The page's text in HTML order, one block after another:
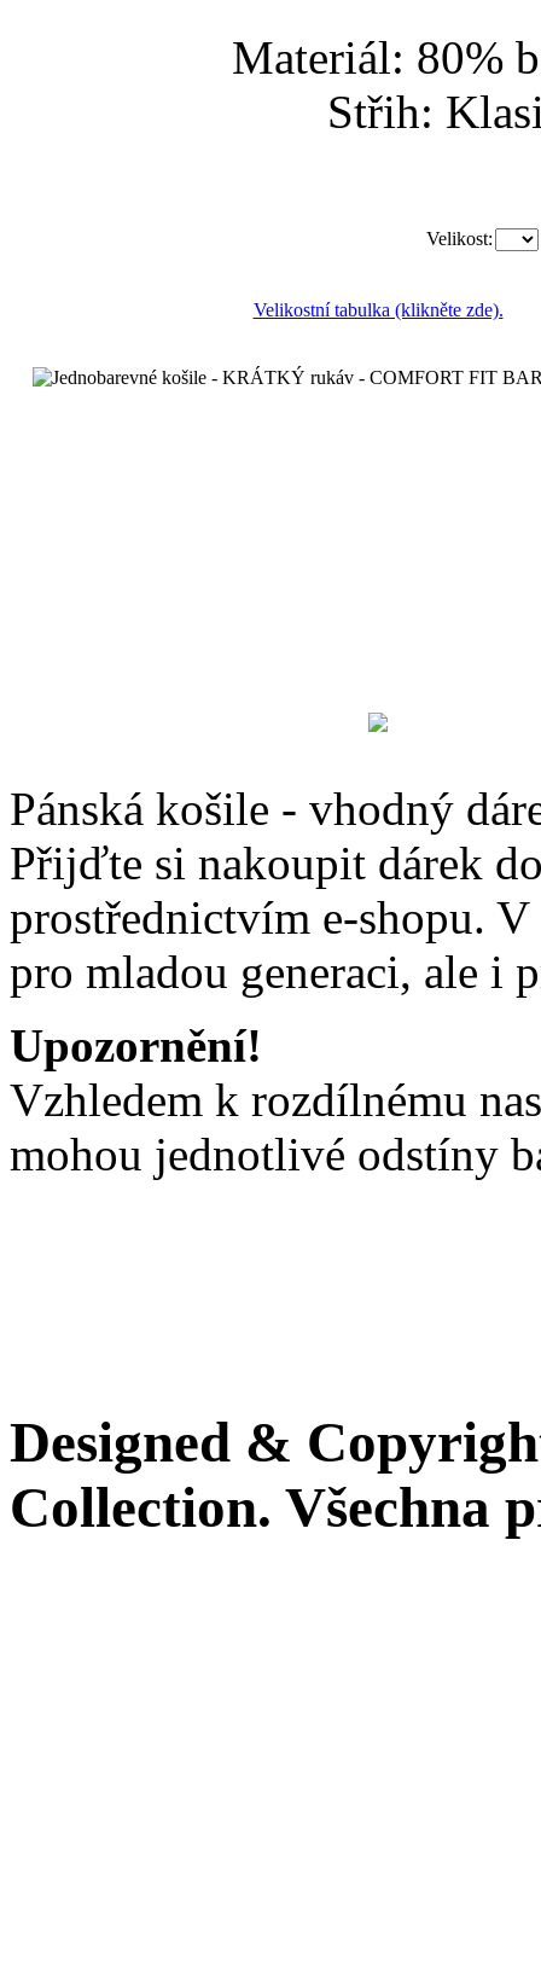
Materiál: 80%
Střih:
Velikost:
Velikostní tabulka (klikněte zde).
Pánská košile - vhodný
Přijďte si nakoupit dárek
prostřednictvím e-shopu.
pro mladou generaci, ale i
Upozornění!
Vzhledem k rozdílnému
mohou jednotlivé odstíny
Designed &
Collection. Všechna